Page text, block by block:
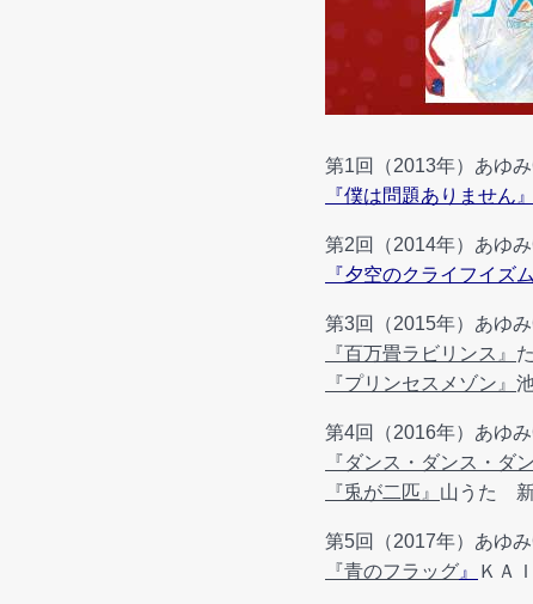
第1回（2013年）あゆ
『僕は問題ありません』
第2回（2014年）あゆ
『夕空のクライフイズム
第3回（2015年）あゆ
『百万畳ラビリンス』
『プリンセスメゾン』
第4回（2016年）あゆ
『ダンス・ダンス・ダ
『兎が二匹』 山うた
第5回（2017年）あゆ
『青のフラッグ 』 ＫＡ